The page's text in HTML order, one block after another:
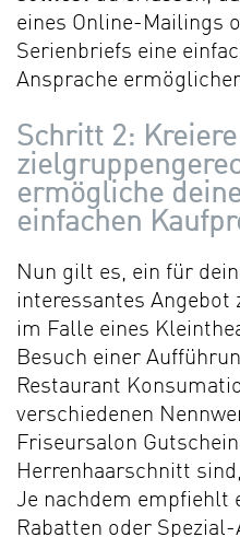
eines Online-Mailings
Serienbriefs eine
Ansprache
Schritt 2:
ermögliche
einfachen
Nun gilt es, ein für
interessantes Angebot
im Falle eines
Besuch einer
Restaurant
verschiedenen
Friseursalon
Herrenhaarschnitt
Je nachdem empfiehlt
Rabatten oder